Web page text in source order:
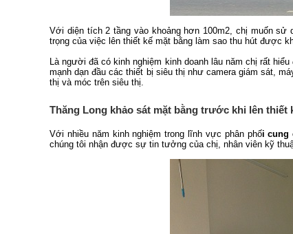
Với diện tích 2 tầng vào khoảng hơn 100m2, chị muốn sử
trọng của việc lên thiết kế mặt bằng làm sao thu hút được
Là người đã có kinh nghiệm kinh doanh lâu năm chị rất
mạnh dạn đầu các thiết bị siêu thị như camera giám sát,
thị và móc trên siêu thị.
Thăng Long khảo sát mặt bằng trước khi lên thiết
Với nhiều năm kinh nghiệm trong lĩnh vực phân phối cung
chúng tôi nhận được sự tin tưởng của chị, nhân viên kỹ